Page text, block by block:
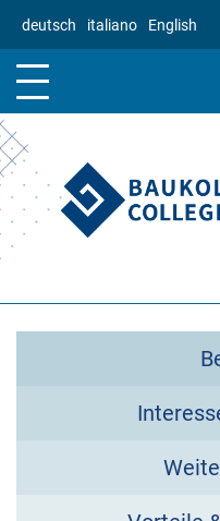
deutsch italiano English